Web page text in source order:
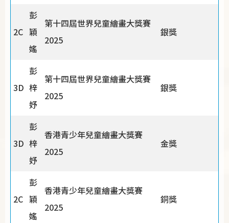
2C
彭
穎
媱
第十四屆世界兒童繪畫大獎賽
2025
銀獎
3D
彭
梓
妤
第十四屆世界兒童繪畫大獎賽
2025
銀獎
3D
彭
梓
妤
香港青少年兒童繪畫大獎賽
2025
金獎
2C
彭
穎
媱
香港青少年兒童繪畫大獎賽
2025
銅獎